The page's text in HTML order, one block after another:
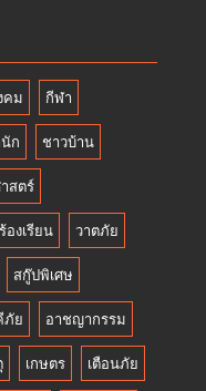
คม กีฬา
ก ชาวบ้าน
สตร์
ร้องเรียน วาตภัย
สกู๊ปพิเศษ
ภัย อาชญากรรม
เกษตร เตือนภัย